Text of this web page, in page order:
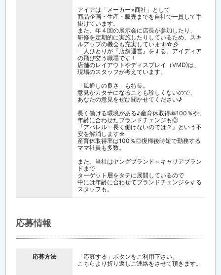
アイアは「メーカー×商社」として
商品企画・生産・販売までを自社で一貫して手
掛けています。
また、年４回の展示会に店長が参加したり、
研修を定期的に実施したりしているため、スキ
ルアップの機会も充実しています☆彡
一人ひとりが『店舗運営』をする。アイディア
の飛び交う職場です！
店舗のレイアウトやディスプレイ（VMD)は、
現場のスタッフが考えています。
「風通しの良さ」も特長。
意見がカタチになることも珍しくないので、
あなたの意見をぜひ聞かせてください♪
長く働ける環境がある♪産育休取得率100％や、
年齢に合わせたブランドチェンジも◎
『アパレル＝長く働けないのでは？』という不
安を解消します☆
産育休取得率は100％◎復帰後時短で勤務する
ママ社員も多数。
また、当社はヤングブランド～キャリアブラン
ドまで
ターゲット層をタテに展開しているので
中には年齢に合わせてブランドチェンジをする
スタッフも。
応募情報
応募方法
「応募する」ボタンをご利用下さい。
こちらより折り返しご連絡をさせて頂きます。